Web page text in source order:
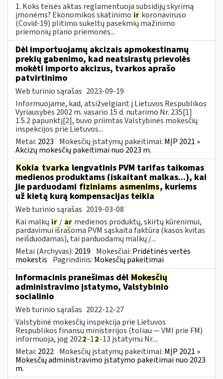
1. Koks teisės aktas reglamentuoja subsidijų skyrimą
įmonėms? Ekonomikos skatinimo ir koronaviruso
(Covid-19) plitimo sukeltų pasekmių mažinimo
priemonių plano priemonės...
Dėl importuojamų akcizais apmokestinamų
prekių gabenimo, kad neatsirastų prievolės
mokėti importo akcizus, tvarkos aprašo
patvirtinimo
Web turinio sąrašas 2023-09-19
Informuojame, kad, atsižvelgiant į Lietuvos Respublikos
Vyriausybės 2002 m. vasario 15 d. nutarimo Nr. 235[1]
1.5.2 papunktį[2], buvo priimtas Valstybinės mokesčių
inspekcijos prie Lietuvos...
Metai: 2023 Mokesčių įstatymų pakeitimai: MĮP 2021 »
Akcizų mokesčių pakeitimai nuo 2023 m.
Kokia tvarka lengvatinis PVM tarifas taikomas
medienos produktams (įskaitant malkas...), kai
jie parduodami fiziniams asmenims, kuriems
už kietą kurą kompensacijas teikia
Web turinio sąrašas 2019-03-08
Kai malkų ir / ar medienos produktų, skirtų kūrenimui,
pardavimui išrašoma PVM sąskaita faktūra (kasos kvitas
neišduodamas), tai parduodamų malkų /...
Metai (Archyvas): 2019 Mokesčiai: Pridėtinės vertės
mokestis Pagrindinis: Mokesčių pakeitimai
Informacinis pranešimas dėl Mokesčių
administravimo įstatymo, Valstybinio
socialinio
Web turinio sąrašas 2022-12-27
Valstybinė mokesčių inspekcija prie Lietuvos
Respublikos finansų ministerijos (toliau — VMI prie FM)
informuoja, jog 2022-12-13 įstatymu Nr....
Metai: 2022 Mokesčių įstatymų pakeitimai: MĮP 2021 »
Mokesčių administravimo įstatymo pakeitimai nuo 2023
m.